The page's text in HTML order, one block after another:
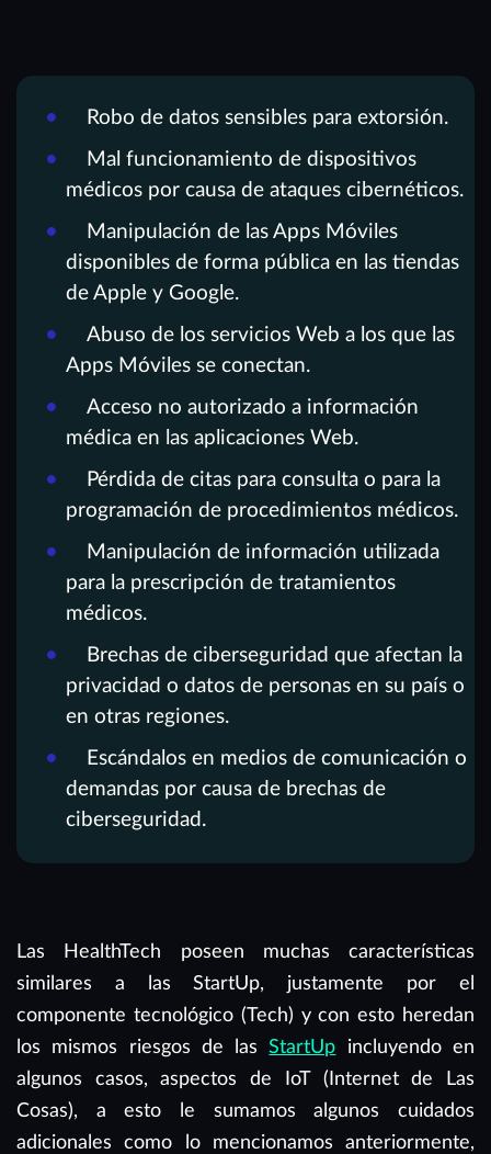
Robo de datos sensibles para extorsión.
Mal funcionamiento de dispositivos
médicos por causa de ataques cibernéticos.
Manipulación de las Apps Móviles
disponibles de forma pública en las tiendas
de Apple y Google.
Abuso de los servicios Web a los que las
Apps Móviles se conectan.
Acceso no autorizado a información
médica en las aplicaciones Web.
Pérdida de citas para consulta o para la
programación de procedimientos médicos.
Manipulación de información utilizada
para la prescripción de tratamientos
médicos.
Brechas de ciberseguridad que afectan la
privacidad o datos de personas en su país o
en otras regiones.
Escándalos en medios de comunicación o
demandas por causa de brechas de
ciberseguridad.
Las HealthTech poseen muchas características
similares a las StartUp, justamente por el
componente tecnológico (Tech) y con esto heredan
los mismos riesgos de lasStartUp incluyendo en
algunos casos, aspectos de IoT (Internet de Las
Cosas), a esto le sumamos algunos cuidados
adicionales como lo mencionamos anteriormente,